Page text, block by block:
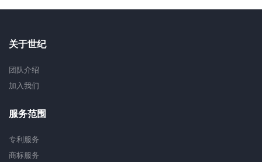
关于世纪
团队介绍
加入我们
服务范围
专利服务
商标服务